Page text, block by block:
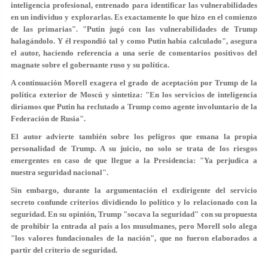
inteligencia profesional, entrenado para identificar las vulnerabilidades
en un individuo y explorarlas. Es exactamente lo que hizo en el comienzo
de las primarias". "Putin jugó con las vulnerabilidades de Trump
halagándolo. Y él respondió tal y como Putin había calculado", asegura
el autor, haciendo referencia a una serie de comentarios positivos del
magnate sobre el gobernante ruso y su política.
A continuación Morell exagera el grado de aceptación por Trump de la
política exterior de Moscú y sintetiza: "En los servicios de inteligencia
diríamos que Putin ha reclutado a Trump como agente involuntario de la
Federación de Rusia".
El autor advierte también sobre los peligros que emana la propia
personalidad de Trump. A su juicio, no solo se trata de los riesgos
emergentes en caso de que llegue a la Presidencia: "Ya perjudica a
nuestra seguridad nacional".
Sin embargo, durante la argumentación el exdirigente del servicio
secreto confunde criterios dividiendo lo político y lo relacionado con la
seguridad. En su opinión, Trump "socava la seguridad" con su propuesta
de prohibir la entrada al país a los musulmanes, pero Morell solo alega
"los valores fundacionales de la nación", que no fueron elaborados a
partir del criterio de seguridad.